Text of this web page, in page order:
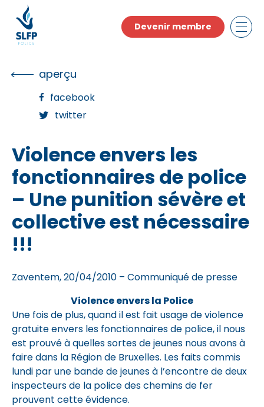
content
Devenir membre
aperçu
facebook
twitter
Violence envers les
fonctionnaires de police
– Une punition sévère et
collective est nécessaire
!!!
Zaventem, 20/04/2010 – Communiqué de presse
Violence envers la Police
Une fois de plus, quand il est fait usage de violence
gratuite envers les fonctionnaires de police, il nous
est prouvé à quelles sortes de jeunes nous avons à
faire dans la Région de Bruxelles. Les faits commis
lundi par une bande de jeunes à l’encontre de deux
inspecteurs de la police des chemins de fer
prouvent cette évidence.